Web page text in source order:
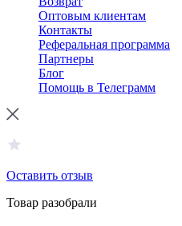
Оптовым клиентам
Контакты
Реферальная программа
Партнеры
Блог
Помощь в Телеграмм
Оставить отзыв
Товар разобрали